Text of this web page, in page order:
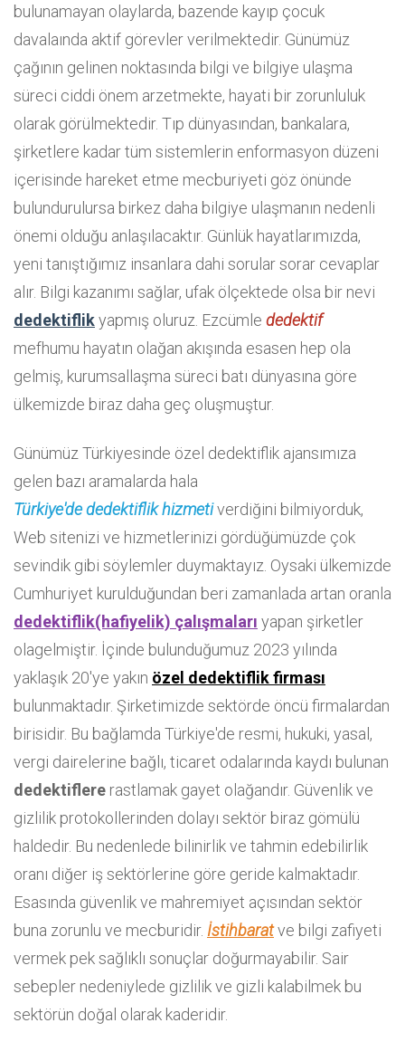
bulunamayan olaylarda, bazende kayıp çocuk
davalaında aktif görevler verilmektedir. Günümüz
çağının gelinen noktasında bilgi ve bilgiye ulaşma
süreci ciddi önem arzetmekte, hayati bir zorunluluk
olarak görülmektedir. Tıp dünyasından, bankalara,
şirketlere kadar tüm sistemlerin enformasyon düzeni
içerisinde hareket etme mecburiyeti göz önünde
bulundurulursa birkez daha bilgiye ulaşmanın nedenli
önemi olduğu anlaşılacaktır. Günlük hayatlarımızda,
yeni tanıştığımız insanlara dahi sorular sorar cevaplar
alır. Bilgi kazanımı sağlar, ufak ölçektede olsa bir nevi
dedektiflikyapmış oluruz. Ezcümle dedektif
mefhumu hayatın olağan akışında esasen hep ola
gelmiş, kurumsallaşma süreci batı dünyasına göre
ülkemizde biraz daha geç oluşmuştur.
Günümüz Türkiyesinde özel dedektiflik ajansımıza
gelen bazı aramalarda hala
Türkiye'de dedektiflik hizmetiverdiğini bilmiyorduk,
Web sitenizi ve hizmetlerinizi gördüğümüzde çok
sevindik gibi söylemler duymaktayız. Oysaki ülkemizde
Cumhuriyet kurulduğundan beri zamanlada artan oranla
dedektiflik(hafiyelik) çalışmaları yapan şirketler
olagelmiştir. İçinde bulunduğumuz 2023 yılında
yaklaşık 20'ye yakın özel dedektiflik firması
bulunmaktadır. Şirketimizde sektörde öncü firmalardan
birisidir. Bu bağlamda Türkiye'de resmi, hukuki, yasal,
vergi dairelerine bağlı, ticaret odalarında kaydı bulunan
dedektiflere rastlamak gayet olağandır. Güvenlik ve
gizlilik protokollerinden dolayı sektör biraz gömülü
haldedir. Bu nedenlede bilinirlik ve tahmin edebilirlik
oranı diğer iş sektörlerine göre geride kalmaktadır.
Esasında güvenlik ve mahremiyet açısından sektör
buna zorunlu ve mecburidir. İstihbaratve bilgi zafiyeti
vermek pek sağlıklı sonuçlar doğurmayabilir. Sair
sebepler nedeniylede gizlilik ve gizli kalabilmek bu
sektörün doğal olarak kaderidir.